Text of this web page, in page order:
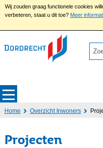
Wij zouden graag functionele cookies
verbeteren, staat u dit toe? Meer
Home Overzicht Inwoners
Projecten